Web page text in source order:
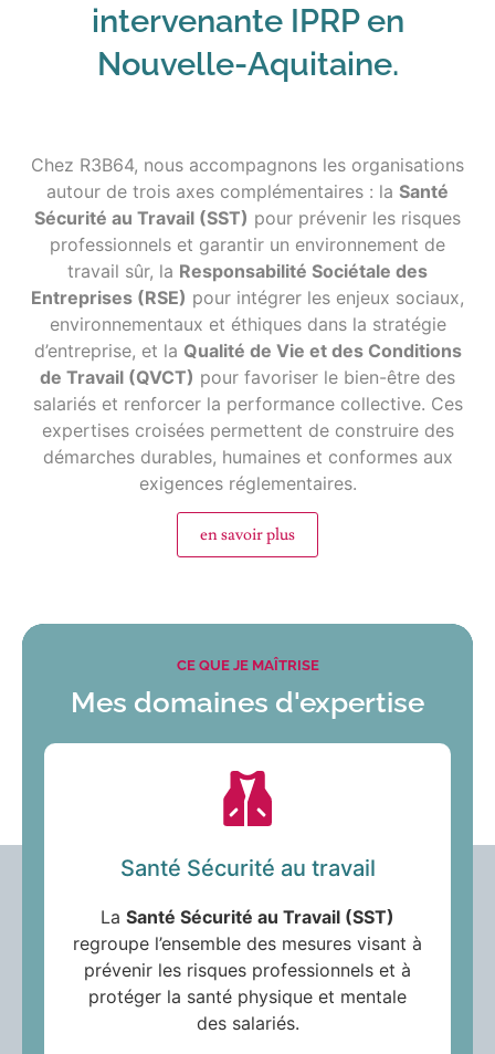
intervenante IPRP en
Nouvelle-Aquitaine.
Chez R3B64, nous accompagnons les organisations
autour de trois axes complémentaires : la Santé
Sécurité au Travail (SST) pour prévenir les risques
professionnels et garantir un environnement de
travail sûr, la Responsabilité Sociétale des
Entreprises (RSE) pour intégrer les enjeux sociaux,
environnementaux et éthiques dans la stratégie
d’entreprise, et la Qualité de Vie et des Conditions
de Travail (QVCT) pour favoriser le bien-être des
salariés et renforcer la performance collective. Ces
expertises croisées permettent de construire des
démarches durables, humaines et conformes aux
exigences réglementaires.
en savoir plus
CE QUE JE MAÎTRISE
Mes domaines d'expertise
Santé Sécurité au travail
La Santé Sécurité au Travail (SST)
regroupe l’ensemble des mesures visant à
prévenir les risques professionnels et à
protéger la santé physique et mentale
des salariés.